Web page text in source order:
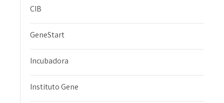
CIB
GeneStart
Incubadora
Instituto Gene